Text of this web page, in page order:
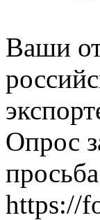
Ваши
Опрос
https://